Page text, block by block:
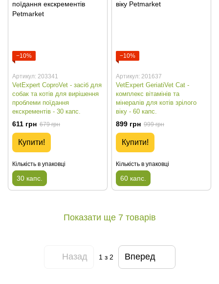
−10%
Артикул: 203341
VetExpert CoproVet - засіб для
собак та котів для вирішення
проблеми поїдання
екскрементів - 30 капс.
611 грн 679 грн
Купити!
Кількість в упаковці
30 капс.
−10%
Артикул: 201637
VetExpert GeriatiVet Cat -
комплекс вітамінів та
мінералів для котів зрілого
віку - 60 капс.
899 грн 999 грн
Купити!
Кількість в упаковці
60 капс.
Показати ще 7 товарів
Назад 1 з 2 Вперед